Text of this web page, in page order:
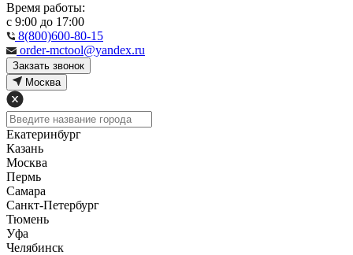
Время работы:
с 9:00 до 17:00
8(800)600-80-15
order-mctool@yandex.ru
Закзать звонок
Москва
Екатеринбург
Казань
Москва
Пермь
Самара
Санкт-Петербург
Тюмень
Уфа
Челябинск